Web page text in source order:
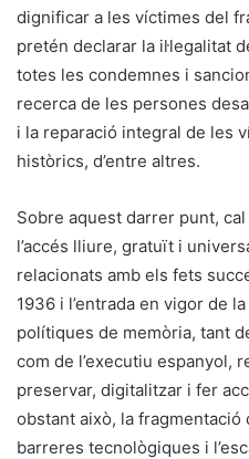
dignificar a les víctimes del
pretén declarar la il·legalitat
totes les condemnes i
recerca de les persones
i la reparació integral de les
històrics, d’entre altres.
Sobre aquest darrer punt,
l’accés lliure, gratuït i
relacionats amb els fets
1936 i l’entrada en vigor de
polítiques de memòria, tant
com de l’executiu espanyol,
preservar, digitalitzar i fer
obstant això, la fragmentació
barreres tecnològiques i